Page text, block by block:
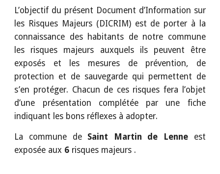
L’objectif du présent Document d’Information sur
les Risques Majeurs (DICRIM) est de porter à la
connaissance des habitants de notre commune
les risques majeurs auxquels ils peuvent être
exposés et les mesures de prévention, de
protection et de sauvegarde qui permettent de
s’en protéger. Chacun de ces risques fera l’objet
d’une présentation complétée par une fiche
indiquant les bons réflexes à adopter.
La commune deSaint Martin de Lenne est
exposée aux 6 risques majeurs .